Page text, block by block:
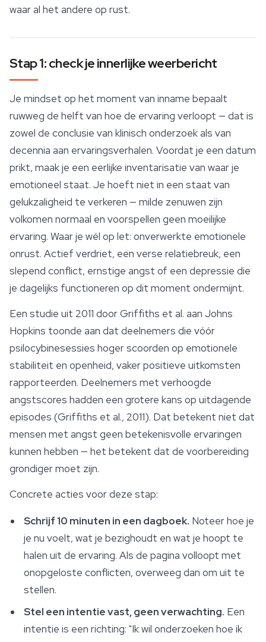
waar al het andere op rust.
Stap 1: check je innerlijke weerbericht
Je mindset op het moment van inname bepaalt
ruwweg de helft van hoe de ervaring verloopt — dat is
zowel de conclusie van klinisch onderzoek als van
decennia aan ervaringsverhalen. Voordat je een datum
prikt, maak je een eerlijke inventarisatie van waar je
emotioneel staat. Je hoeft niet in een staat van
gelukzaligheid te verkeren — milde zenuwen zijn
volkomen normaal en voorspellen geen moeilijke
ervaring. Waar je wél op let: onverwerkte emotionele
onrust. Actief verdriet, een verse relatiebreuk, een
slepend conflict, ernstige angst of een depressie die
je dagelijks functioneren op dit moment ondermijnt.
Een studie uit 2011 door Griffiths et al. aan Johns
Hopkins toonde aan dat deelnemers die vóór
psilocybinesessies hoger scoorden op emotionele
stabiliteit en openheid, vaker positieve uitkomsten
rapporteerden. Deelnemers met verhoogde
angstscores hadden een grotere kans op uitdagende
episodes (Griffiths et al., 2011). Dat betekent niet dat
mensen met angst geen betekenisvolle ervaringen
kunnen hebben — het betekent dat de voorbereiding
grondiger moet zijn.
Concrete acties voor deze stap:
Schrijf 10 minuten in een dagboek. Noteer hoe je
je nu voelt, wat je bezighoudt en wat je hoopt te
halen uit de ervaring. Als de pagina volloopt met
onopgeloste conflicten, overweeg dan om uit te
stellen.
Stel een intentie vast, geen verwachting. Een
intentie is een richting: "Ik wil onderzoeken hoe ik